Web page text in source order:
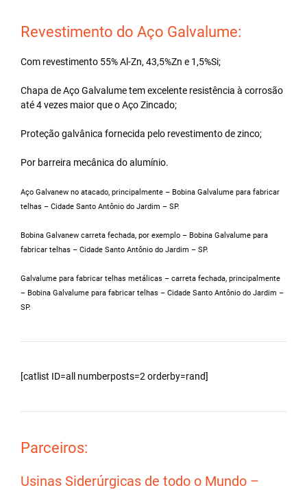
Revestimento do Aço Galvalume:
Com revestimento 55% Al-Zn, 43,5%Zn e 1,5%Si;
Chapa de Aço Galvalume tem excelente resistência à corrosão
até 4 vezes maior que o Aço Zincado;
Proteção galvânica fornecida pelo revestimento de zinco;
Por barreira mecânica do alumínio.
Aço Galvanew no atacado, principalmente – Bobina Galvalume para fabricar
telhas – Cidade Santo Antônio do Jardim – SP.
Bobina Galvanew carreta fechada, por exemplo – Bobina Galvalume para
fabricar telhas – Cidade Santo Antônio do Jardim – SP.
Galvalume para fabricar telhas metálicas – carreta fechada, principalmente
– Bobina Galvalume para fabricar telhas – Cidade Santo Antônio do Jardim –
SP.
[catlist ID=all numberposts=2 orderby=rand]
Parceiros:
Usinas Siderúrgicas de todo o Mundo –